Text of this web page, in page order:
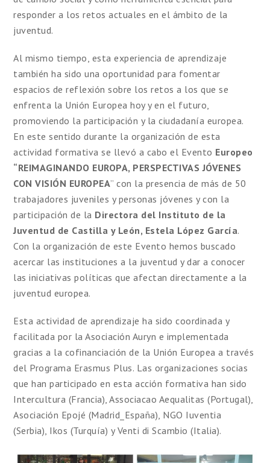
responder a los retos actuales en el ámbito de la
juventud.
Al mismo tiempo, esta experiencia de aprendizaje
también ha sido una oportunidad para fomentar
espacios de reflexión sobre los retos a los que se
enfrenta la Unión Europea hoy y en el futuro,
promoviendo la participación y la ciudadanía europea.
En este sentido durante la organización de esta
actividad formativa se llevó a cabo el Evento Europeo
“REIMAGINANDO EUROPA, PERSPECTIVAS JÓVENES
CON VISIÓN EUROPEA” con la presencia de más de 50
trabajadores juveniles y personas jóvenes y con la
participación de la Directora del Instituto de la
Juventud de Castilla y León, Estela López García.
Con la organización de este Evento hemos buscado
acercar las instituciones a la juventud y dar a conocer
las iniciativas políticas que afectan directamente a la
juventud europea.
Esta actividad de aprendizaje ha sido coordinada y
facilitada por la Asociación Auryn e implementada
gracias a la cofinanciación de la Unión Europea a través
del Programa Erasmus Plus. Las organizaciones socias
que han participado en esta acción formativa han sido
Intercultura (Francia), Associacao Aequalitas (Portugal),
Asociación Epojé (Madrid_España), NGO Iuventia
(Serbia), Ikos (Turquía) y Venti di Scambio (Italia).